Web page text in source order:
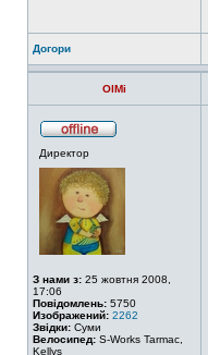
Догори
OlMi
Директор
З нами з: 25 жовтня 2008,
17:06
Повідомлень: 5750
Изображений: 2262
Звідки: Суми
Велосипед: S-Works Tarmac,
Kellys